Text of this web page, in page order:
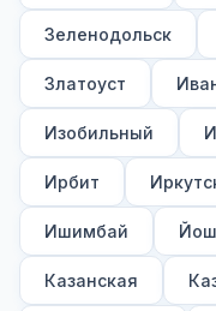
Зеленодольск
Златоуст
Изобильный
Ирбит
Ишимбай
Казанская